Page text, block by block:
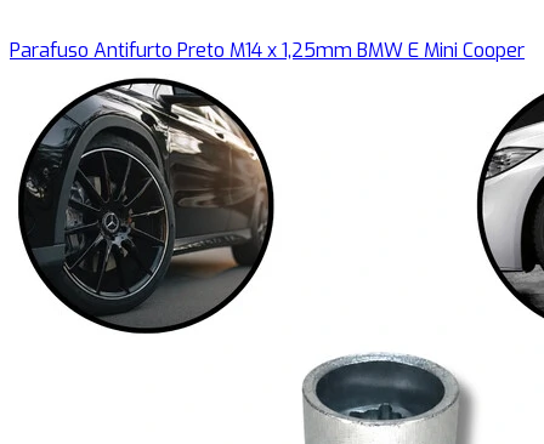
Parafuso Antifurto Preto M14 x 1,25mm BMW E Mini Cooper